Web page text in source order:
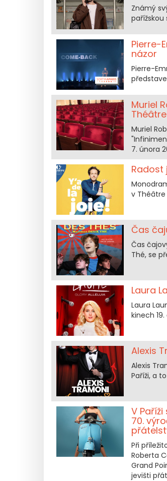
Známý
Pierre-
názor
Pierre-
Muriel
Muriel
7. února
Radost
v Théâtre
Čas
Čas
Thé, se
Laura
Laura
kinech
Alexis
Alexis
Paříži, a
V
70.
Při
Roberta
Grand
jevišti